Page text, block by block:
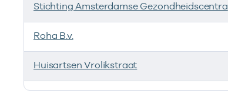
Ik ben werkzaam bij de volgende vestigingen
Stichting Amsterdamse Gezondheidscentra
Roha B.v.
Huisartsen Vrolikstraat